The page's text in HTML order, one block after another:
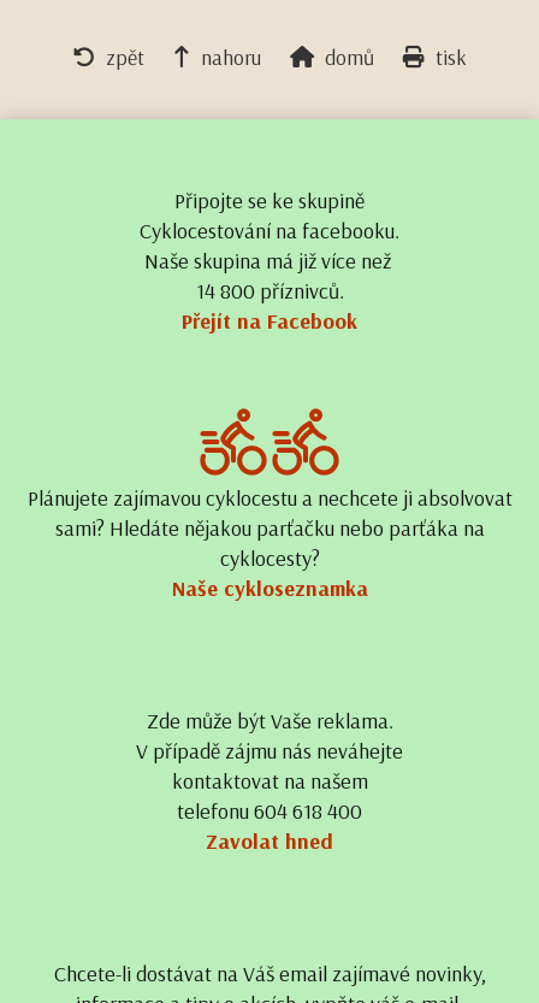
zpět nahoru domů tisk
Připojte se ke skupině
Cyklocestování na facebooku.
Naše skupina má již více než
14 800 příznivců.
Přejít na Facebook
Plánujete zajímavou cyklocestu a nechcete ji absolvovat
sami? Hledáte nějakou parťačku nebo parťáka na
cyklocesty?
Naše cykloseznamka
Zde může být Vaše reklama.
V případě zájmu nás neváhejte
kontaktovat na našem
telefonu 604 618 400
Zavolat hned
Chcete-li dostávat na Váš email zajímavé novinky,